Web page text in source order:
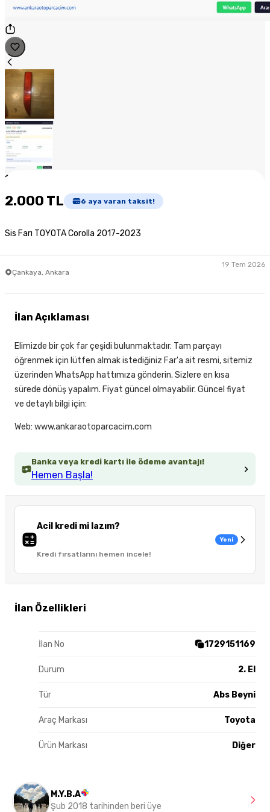
1
2.000 TL 6 aya varan taksit!
Sis Farı TOYOTA Corolla 2017-2023
Çankaya, Ankara
19 Tem 2026
Banka veya kredi kartı ile ödeme avantajı!
Hemen Başla!
Acil kredi mi lazım?
Kredi fırsatlarını hemen incele!
Yeni
İlan Özellikleri
İlan No 1729151169
Durum 2. El
Tür Abs Beyni
Araç Markası Toyota
Ürün Markası Diğer
İlan Açıklaması
Elimizde bir çok far çeşidi bulunmaktadır. Tam parçayı
öğrenmek için lütfen almak istediğiniz Far'a ait resmi, sitemiz
üzerinden WhatsApp hattımıza gönderin. Sizlere en kısa
sürede dönüş yapalım. Fiyat güncel olmayabilir. Güncel fiyat
ve detaylı bilgi için:
Web: www.ankaraotoparcacim.com
M.Y.B.A
Şub 2018 tarihinden beri üye